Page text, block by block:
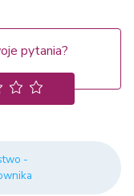
pytania?
-